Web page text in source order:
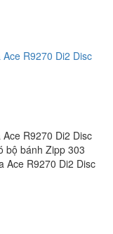
R9270 Di2 Disc
R9270 Di2 Disc
bộ bánh Zipp 303
Ace R9270 Di2 Disc